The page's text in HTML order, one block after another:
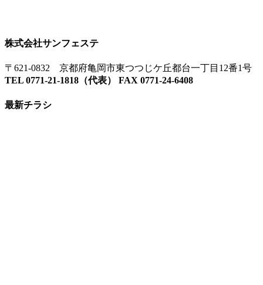
株式会社サンフェステ
〒621-0832 京都府亀岡市東つつじケ丘都台一丁目12番1号
TEL 0771-21-1818（代表） FAX 0771-24-6408
最新チラシ